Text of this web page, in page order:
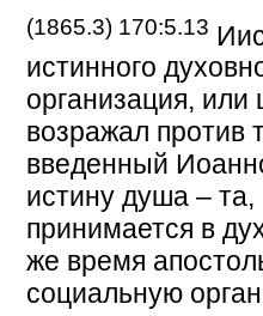
(1865.3) 170:5.13
истинного
организация,
возражал против
введенный
истину душа –
принимается в
же время
социальную